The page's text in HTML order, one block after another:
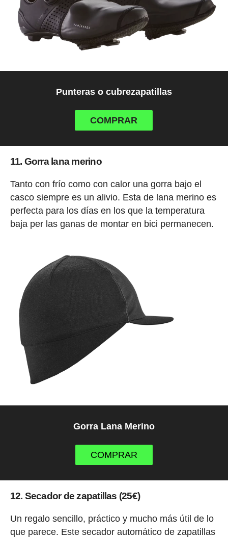
Punteras o cubrezapatillas
COMPRAR
11. Gorra lana merino
Tanto con frío como con calor una gorra bajo el
casco siempre es un alivio. Esta de lana merino es
perfecta para los días en los que la temperatura
baja per las ganas de montar en bici permanecen.
Gorra Lana Merino
COMPRAR
12. Secador de zapatillas (25€)
Un regalo sencillo, práctico y mucho más útil de lo
que parece. Este secador automático de zapatillas